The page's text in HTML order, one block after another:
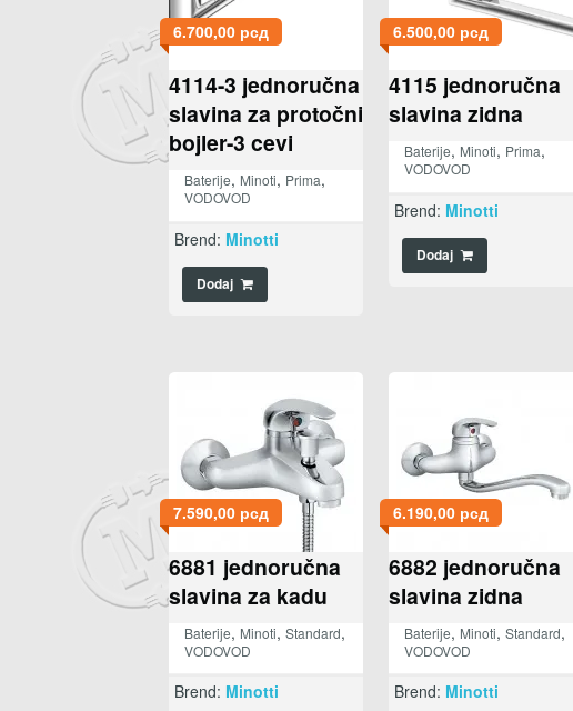
6.700,00 рсд
4114-3 jednoručna
slavina za protočni
bojler-3 cevi
Baterije, Minoti, Prima,
VODOVOD
Brend: Minotti
Dodaj
6.500,00 рсд
4115 jednoručna
slavina zidna
Baterije, Minoti, Prima,
VODOVOD
Brend: Minotti
Dodaj
7.590,00 рсд
6881 jednoručna
slavina za kadu
Baterije, Minoti, Standard,
VODOVOD
Brend: Minotti
6.190,00 рсд
6882 jednoručna
slavina zidna
Baterije, Minoti, Standard,
VODOVOD
Brend: Minotti